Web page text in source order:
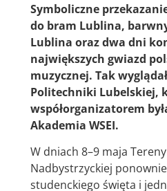
Symboliczne
do bram Lublina,
Lublina oraz dwa dni
największych gwiazd
muzycznej. Tak
Politechniki Lubelskiej,
współorganizatorem
Akademia WSEI.
W dniach 8–9 maja
Nadbystrzyckiej
studenckiego święta i